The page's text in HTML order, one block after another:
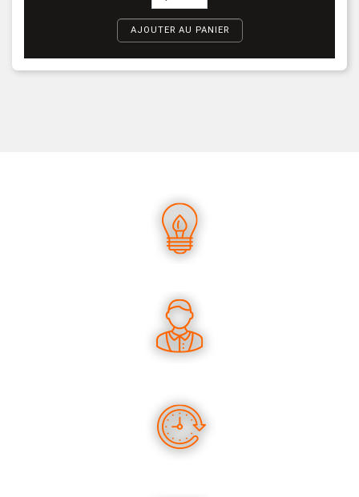
AJOUTER AU PANIER